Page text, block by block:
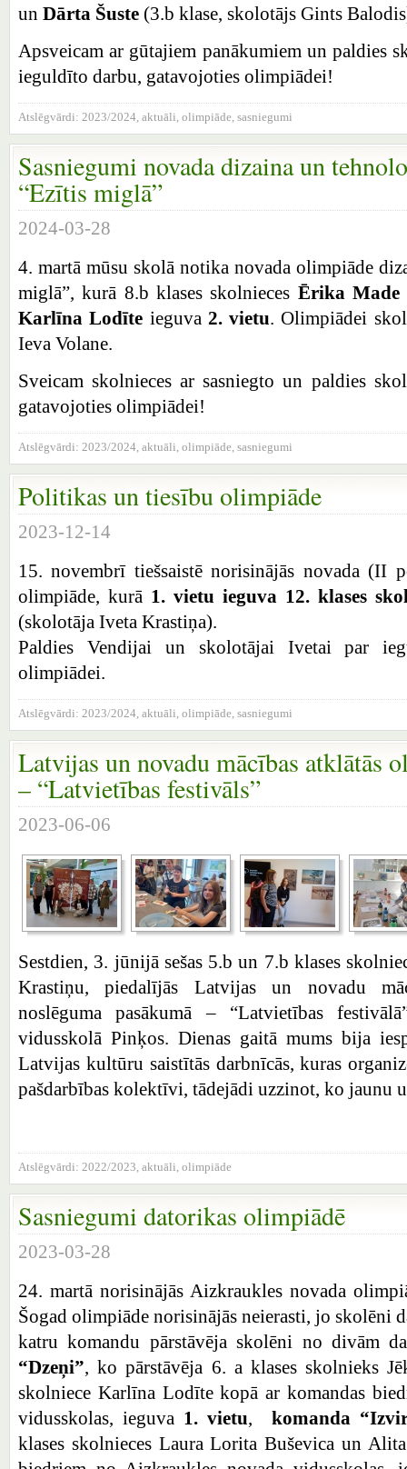
un Dārta Šuste (3.b klase, skolotājs Gints
Apsveicam ar gūtajiem panākumiem un paldies
ieguldīto darbu, gatavojoties olimpiādei!
Atslēgvārdi: 2023/2024 aktuāli olimpiāde sasniegumi
Sasniegumi novada dizaina un
“Ezītis miglā”
2024-03-28
4. martā mūsu skolā notika novada olimpiāde
miglā”, kurā 8.b klases skolnieces Ērika Made
Karlīna Lodīte ieguva 2. vietu. Olimpiādei
Ieva Volane.
Sveicam skolnieces ar sasniegto un paldies
gatavojoties olimpiādei!
Atslēgvārdi: 2023/2024 aktuāli olimpiāde sasniegumi
Politikas un tiesību olimpiāde
2023-12-14
15. novembrī tiešsaistē norisinājās novada (II
olimpiāde, kurā 1. vietu ieguva 12. klases
(skolotāja Iveta Krastiņa).
Paldies Vendijai un skolotājai Ivetai par
olimpiādei.
Atslēgvārdi: 2023/2024 aktuāli olimpiāde sasniegumi
Latvijas un novadu mācības atklātās
– “Latvietības festivāls”
2023-06-06
Sestdien, 3. jūnijā sešas 5.b un 7.b klases
Krastiņu, piedalījās Latvijas un novadu
noslēguma pasākumā – “Latvietības
vidusskolā Pinķos. Dienas gaitā mums bija
Latvijas kultūru saistītās darbnīcās, kuras
pašdarbības kolektīvi, tādejādi uzzinot, ko jaunu
Atslēgvārdi: 2022/2023 aktuāli olimpiāde
Sasniegumi datorikas olimpiādē
2023-03-28
24. martā norisinājās Aizkraukles novada
Šogad olimpiāde norisinājās neierasti, jo skolēni
katru komandu pārstāvēja skolēni no divām
“Dzeņi”, ko pārstāvēja 6. a klases skolnieks
skolniece Karlīna Lodīte kopā ar komandas
vidusskolas, ieguva 1. vietu, komanda
klases skolnieces Laura Lorita Buševica un